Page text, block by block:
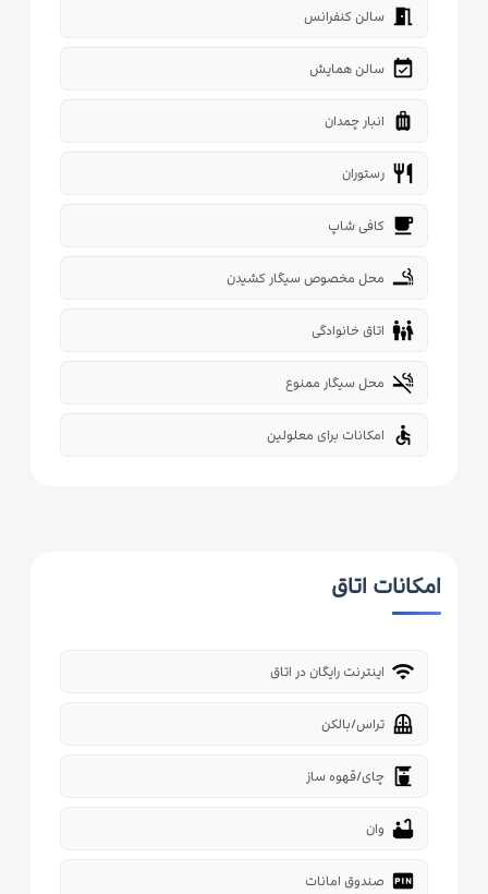
meeting_room سالن کنفرانس
event_available سالن همایش
luggage انبار چمدان
restaurant رستوران
local_cafe کافی شاپ
smoking_rooms محل مخصوص سیگار کشیدن
family_restroom اتاق خانوادگی
smoke_free محل سیگار ممنوع
accessible امکانات برای معلولین
امکانات اتاق
wifi اینترنت رایگان در اتاق
balcony تراس/بالکن
coffee_maker چای/قهوه ساز
bathtub وان
fiber_pin صندوق امانات